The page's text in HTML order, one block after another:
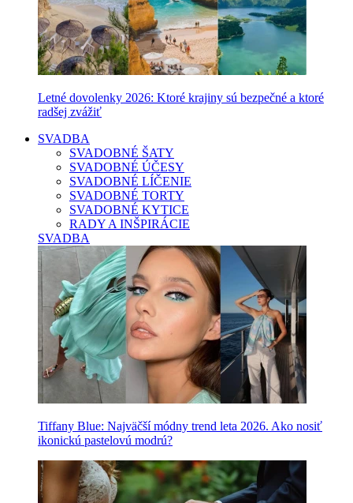
Letné dovolenky 2026: Ktoré krajiny sú bezpečné a ktoré
radšej zvážiť
SVADBA
SVADOBNÉ ŠATY
SVADOBNÉ ÚČESY
SVADOBNÉ LÍČENIE
SVADOBNÉ TORTY
SVADOBNÉ KYTICE
RADY A INŠPIRÁCIE
SVADBA
Tiffany Blue: Najväčší módny trend leta 2026. Ako nosiť
ikonickú pastelovú modrú?